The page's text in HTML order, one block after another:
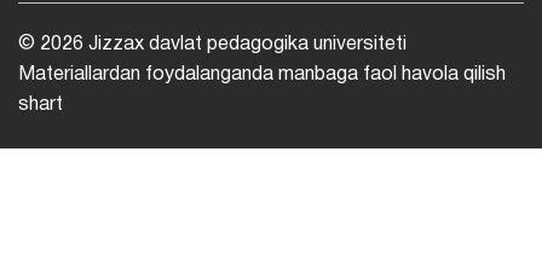
© 2026 Jizzax davlat pedagogika universiteti
Materiallardan foydalanganda manbaga faol havola qilish
shart